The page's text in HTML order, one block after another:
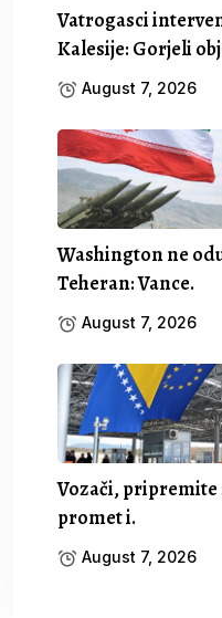
Vatrogasci
Kalesije: Gorjeli
August 7, 2026
Washington ne
Teheran: Vance.
August 7, 2026
Vozači, pripremite
promet i.
August 7, 2026